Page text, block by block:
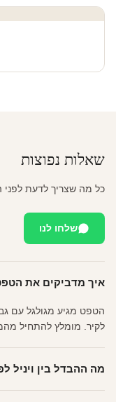
שאלות נפוצות
כל מה שצריך לדעת לפני
שלחו לנו
איך מדביקים את
הטפט מגיע מגולגל עם
לקיר. מומלץ להתחיל
מה ההבדל בין ויניל